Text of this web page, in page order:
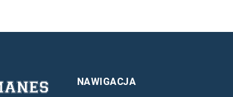
NAWIGACJA